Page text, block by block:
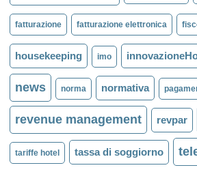
fatturazione fatturazione elettronica
housekeeping imo
news norma normativa
revenue management revpar
tariffe hotel tassa di soggiorno